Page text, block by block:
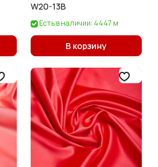
W20-13B
Есть в наличии: 4447 м
В корзину